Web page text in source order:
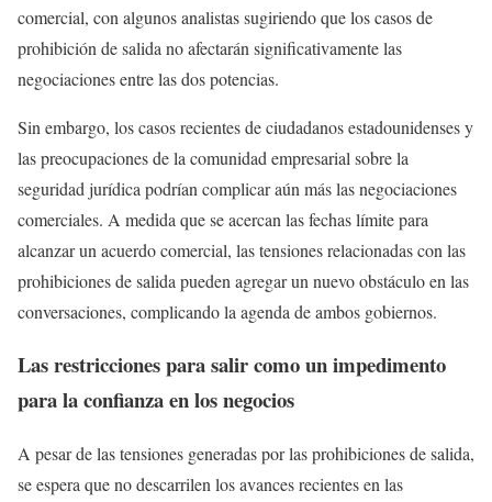
comercial, con algunos analistas sugiriendo que los casos de
prohibición de salida no afectarán significativamente las
negociaciones entre las dos potencias.
Sin embargo, los casos recientes de ciudadanos estadounidenses y
las preocupaciones de la comunidad empresarial sobre la
seguridad jurídica podrían complicar aún más las negociaciones
comerciales. A medida que se acercan las fechas límite para
alcanzar un acuerdo comercial, las tensiones relacionadas con las
prohibiciones de salida pueden agregar un nuevo obstáculo en las
conversaciones, complicando la agenda de ambos gobiernos.
Las restricciones para salir como un impedimento
para la confianza en los negocios
A pesar de las tensiones generadas por las prohibiciones de salida,
se espera que no descarrilen los avances recientes en las